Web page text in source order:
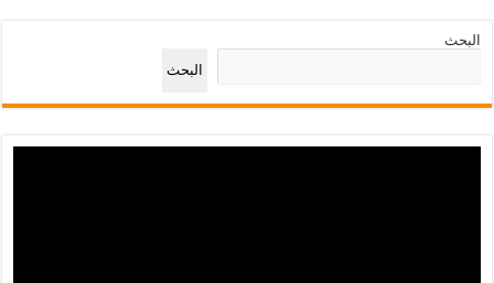
البحث
البحث